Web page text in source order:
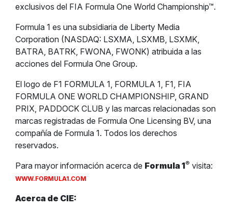
exclusivos del FIA Formula One World Championship™.
Formula 1 es una subsidiaria de Liberty Media
Corporation (NASDAQ: LSXMA, LSXMB, LSXMK,
BATRA, BATRK, FWONA, FWONK) atribuida a las
acciones del Formula One Group.
El logo de F1 FORMULA 1, FORMULA 1, F1, FIA
FORMULA ONE WORLD CHAMPIONSHIP, GRAND
PRIX, PADDOCK CLUB y las marcas relacionadas son
marcas registradas de Formula One Licensing BV, una
compañía de Formula 1. Todos los derechos
reservados.
Para mayor información acerca de Formula 1® visita:
WWW.FORMULA1.COM
Acerca de CIE: